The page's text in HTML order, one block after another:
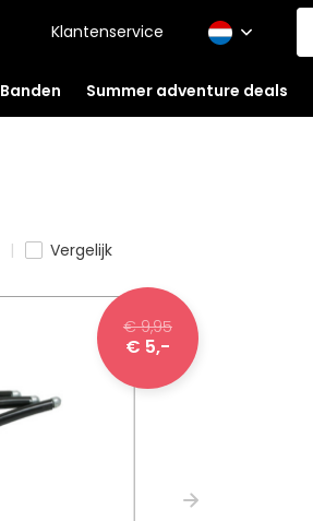
Klantenservice
Banden Summer adventure deals
Vergelijk
€ 9,95
€ 5,-